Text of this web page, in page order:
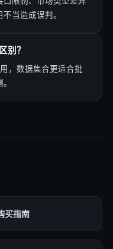
当造成误判。
别？
，数据集合更适合批
买指南